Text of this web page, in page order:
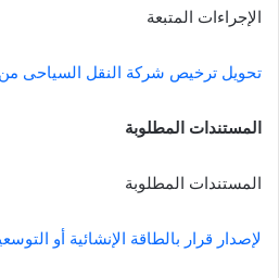
الإجراءات المتبعة
تحويل ترخيص شركة النقل السياحى
المستندات المطلوبة
المستندات المطلوبة
لإصدار قرار بالطاقة الإنشائية أو